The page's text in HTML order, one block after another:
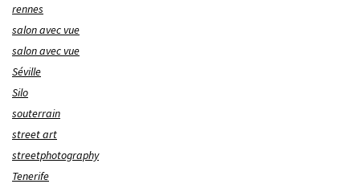
rennes
salon avec vue
salon avec vue
Séville
Silo
souterrain
street art
streetphotography
Tenerife